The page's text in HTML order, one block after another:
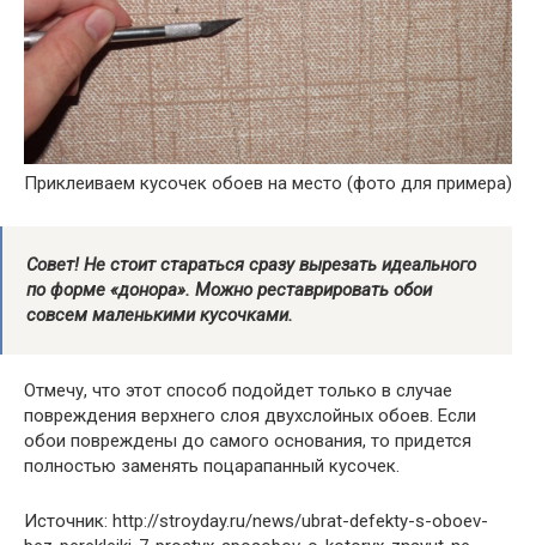
Приклеиваем кусочек обоев на место (фото для примера)
Совет! Не стоит стараться сразу вырезать идеального
по форме «донора». Можно реставрировать обои
совсем маленькими кусочками.
Отмечу, что этот способ подойдет только в случае
повреждения верхнего слоя двухслойных обоев. Если
обои повреждены до самого основания, то придется
полностью заменять поцарапанный кусочек.
Источник: http://stroyday.ru/news/ubrat-defekty-s-oboev-